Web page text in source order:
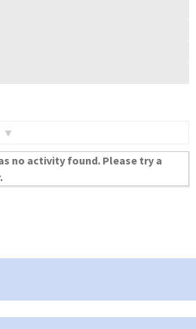
no activity found. Please try a